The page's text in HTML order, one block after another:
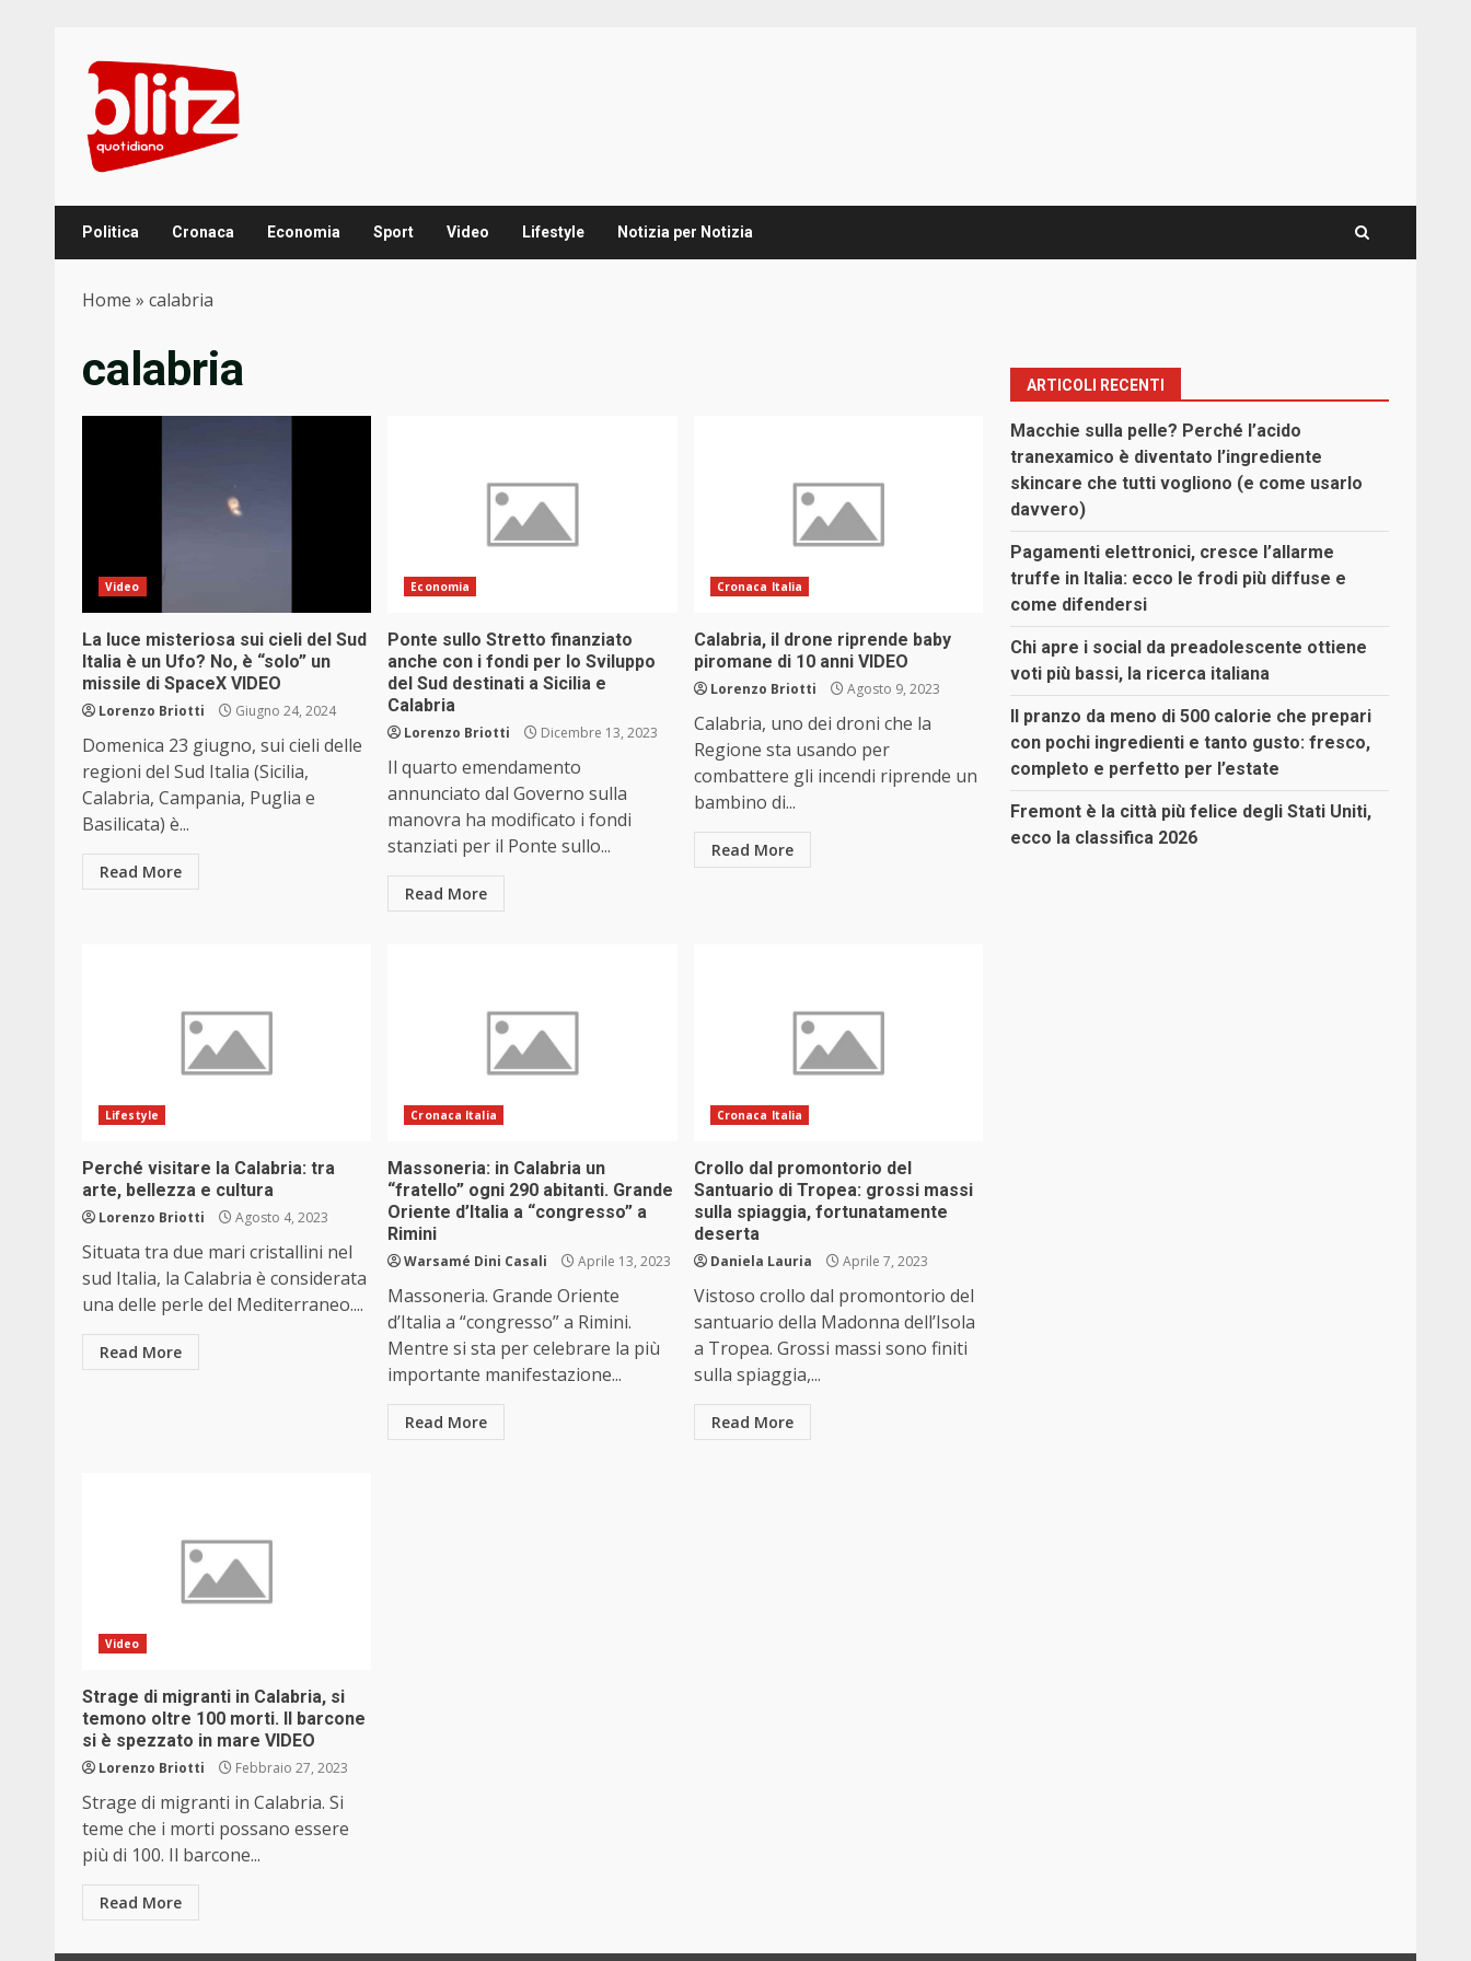
content
Politica Cronaca Economia Sport Video Lifestyle Notizia per Notizia
Home » calabria
calabria
Video
La luce misteriosa sui cieli del Sud
Italia è un Ufo? No, è “solo” un
missile di SpaceX VIDEO
Lorenzo Briotti Giugno 24, 2024
Domenica 23 giugno, sui cieli delle
regioni del Sud Italia (Sicilia,
Calabria, Campania, Puglia e
Basilicata) è...
Read More
Economia
Ponte sullo Stretto finanziato
anche con i fondi per lo Sviluppo
del Sud destinati a Sicilia e
Calabria
Lorenzo Briotti Dicembre 13, 2023
Il quarto emendamento
annunciato dal Governo sulla
manovra ha modificato i fondi
stanziati per il Ponte sullo...
Read More
Cronaca Italia
Calabria, il drone riprende baby
piromane di 10 anni VIDEO
Lorenzo Briotti Agosto 9, 2023
Calabria, uno dei droni che la
Regione sta usando per
combattere gli incendi riprende un
bambino di...
Read More
Lifestyle
Perché visitare la Calabria: tra
arte, bellezza e cultura
Lorenzo Briotti Agosto 4, 2023
Situata tra due mari cristallini nel
sud Italia, la Calabria è considerata
una delle perle del Mediterraneo....
Read More
Cronaca Italia
Massoneria: in Calabria un
“fratello” ogni 290 abitanti. Grande
Oriente d’Italia a “congresso” a
Rimini
Warsamé Dini Casali Aprile 13, 2023
Massoneria. Grande Oriente
d’Italia a “congresso” a Rimini.
Mentre si sta per celebrare la più
importante manifestazione...
Read More
Cronaca Italia
Crollo dal promontorio del
Santuario di Tropea: grossi massi
sulla spiaggia, fortunatamente
deserta
Daniela Lauria Aprile 7, 2023
Vistoso crollo dal promontorio del
santuario della Madonna dell’Isola
a Tropea. Grossi massi sono finiti
sulla spiaggia,...
Read More
Video
Strage di migranti in Calabria, si
temono oltre 100 morti. Il barcone
si è spezzato in mare VIDEO
Lorenzo Briotti Febbraio 27, 2023
Strage di migranti in Calabria. Si
teme che i morti possano essere
più di 100. Il barcone...
Read More
ARTICOLI RECENTI
Macchie sulla pelle? Perché l’acido
tranexamico è diventato l’ingrediente
skincare che tutti vogliono (e come usarlo
davvero)
Pagamenti elettronici, cresce l’allarme
truffe in Italia: ecco le frodi più diffuse e
come difendersi
Chi apre i social da preadolescente ottiene
voti più bassi, la ricerca italiana
Il pranzo da meno di 500 calorie che prepari
con pochi ingredienti e tanto gusto: fresco,
completo e perfetto per l’estate
Fremont è la città più felice degli Stati Uniti,
ecco la classifica 2026